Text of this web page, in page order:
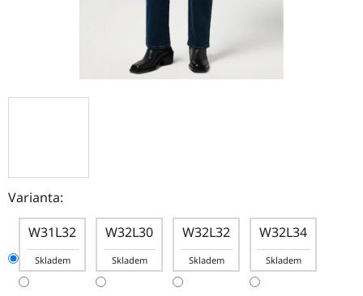
Varianta:
W31L32
Skladem
W32L30
Skladem
W32L32
Skladem
W32L34
Skladem